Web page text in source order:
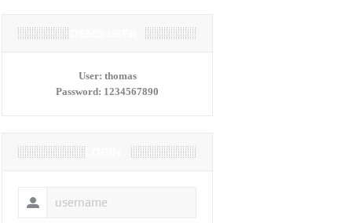
User: thomas
Password: 1234567890